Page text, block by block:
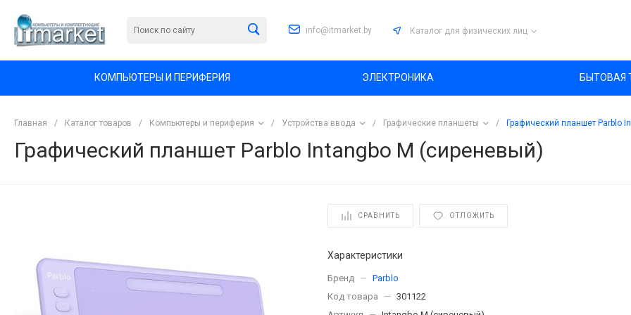
info@itmarket.by Каталог для физических лиц
КОМПЬЮТЕРЫ И ПЕРИФЕРИЯ ЭЛЕКТРОНИКА БЫТОВАЯ
Главная / Каталог товаров / Компьютеры и периферия / Устройства ввода / Графические планшеты / Графический планшет Parblo
Графический планшет Parblo Intangbo M (сиреневый)
СРАВНИТЬ ОТЛОЖИТЬ
Характеристики
Бренд — Parblo
Код товара
— 301122